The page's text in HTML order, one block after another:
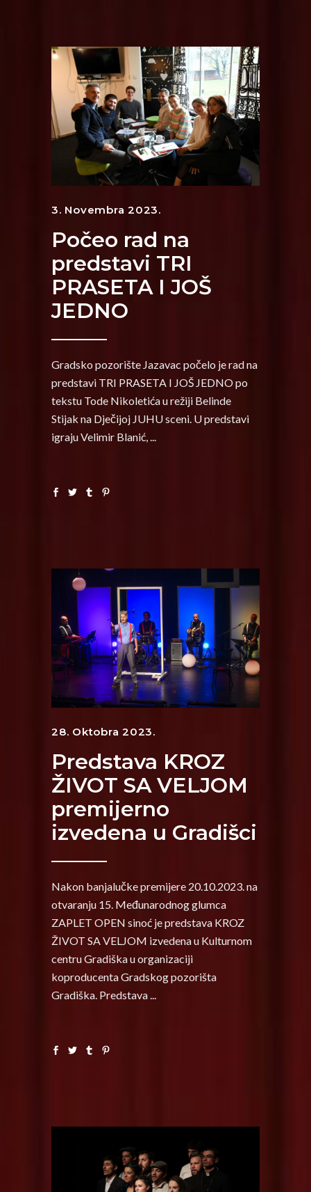
3. Novembra 2023.
Počeo rad na
predstavi TRI
PRASETA I JOŠ
JEDNO
Gradsko pozorište Jazavac počelo je rad na
predstavi TRI PRASETA I JOŠ JEDNO po
tekstu Tode Nikoletića u režiji Belinde
Stijak na Dječijoj JUHU sceni. U predstavi
igraju Velimir Blanić,
28. Oktobra 2023.
Predstava KROZ
ŽIVOT SA VELJOM
premijerno
izvedena u Gradišci
Nakon banjalučke premijere 20.10.2023. na
otvaranju 15. Međunarodnog glumca
ZAPLET OPEN sinoć je predstava KROZ
ŽIVOT SA VELJOM izvedena u Kulturnom
centru Gradiška u organizaciji
koproducenta Gradskog pozorišta
Gradiška. Predstava